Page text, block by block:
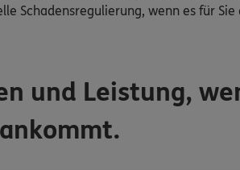
Schadensregulierung, wenn es für
und Leistung,
ankommt.